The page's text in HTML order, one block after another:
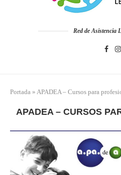
Red de Asistencia
Portada » APADEA – Cursos para
APADEA – CURSOS